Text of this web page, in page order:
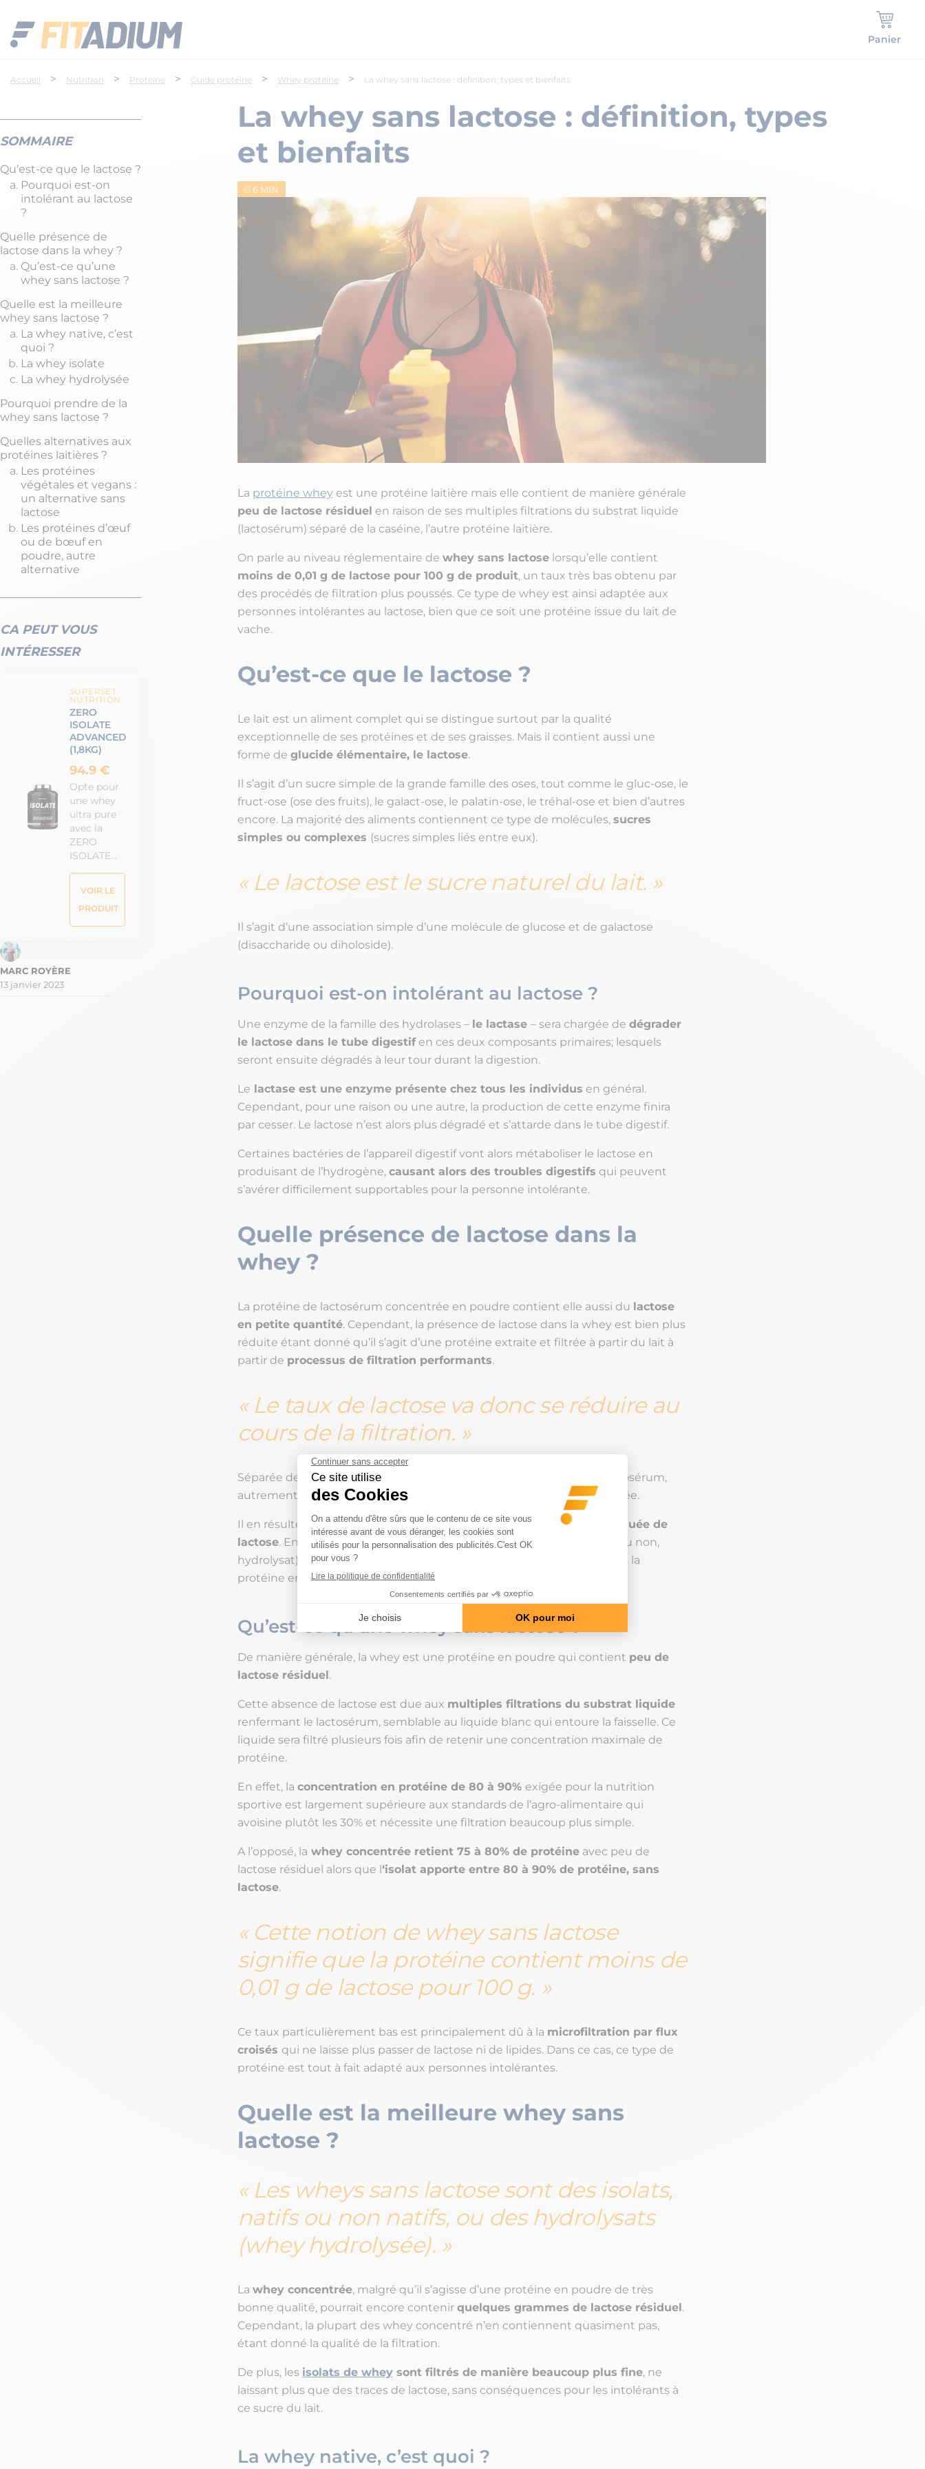
Panier
Accueil > Nutrition > Proteine > Guide protéine > Whey protéine > La whey sans lactose : définition, types et bienfaits
SOMMAIRE
Qu’est-ce que le lactose ?
Pourquoi est-on
intolérant au lactose
?
Quelle présence de
lactose dans la whey ?
Qu’est-ce qu’une
whey sans lactose ?
Quelle est la meilleure
whey sans lactose ?
La whey native, c’est
quoi ?
La whey isolate
La whey hydrolysée
Pourquoi prendre de la
whey sans lactose ?
Quelles alternatives aux
protéines laitières ?
Les protéines
végétales et vegans :
un alternative sans
lactose
Les protéines d’œuf
ou de bœuf en
poudre, autre
alternative
CA PEUT VOUS
INTÉRESSER
SUPERSET
NUTRITION
ZERO
ISOLATE
ADVANCED
(1,8KG)
94.9 €
Opte pour
une whey
ultra pure
avec la
ZERO
ISOLATE…
VOIR LE
PRODUIT
13 janvier 2023
La whey sans lactose : définition, types
et bienfaits
6 MIN
La protéine wheyest une protéine laitière mais elle contient de manière générale
peu de lactose résiduel en raison de ses multiples filtrations du substrat liquide
(lactosérum) séparé de la caséine, l’autre protéine laitière.
On parle au niveau réglementaire de whey sans lactoselorsqu’elle contient
moins de 0,01 g de lactose pour 100 g de produit, un taux très bas obtenu par
des procédés de filtration plus poussés. Ce type de whey est ainsi adaptée aux
personnes intolérantes au lactose, bien que ce soit une protéine issue du lait de
vache.
Qu’est-ce que le lactose ?
Le lait est un aliment complet qui se distingue surtout par la qualité
exceptionnelle de ses protéines et de ses graisses. Mais il contient aussi une
forme de glucide élémentaire, le lactose.
Il s’agit d’un sucre simple de la grande famille des oses, tout comme le gluc-ose, le
fruct-ose (ose des fruits), le galact-ose, le palatin-ose, le tréhal-ose et bien d’autres
encore. La majorité des aliments contiennent ce type de molécules, sucres
simples ou complexes (sucres simples liés entre eux).
Le lactose est le sucre naturel du lait.
Il s’agit d’une association simple d’une molécule de glucose et de galactose
(disaccharide ou diholoside).
Pourquoi est-on intolérant au lactose ?
Une enzyme de la famille des hydrolases – le lactase – sera chargée de dégrader
le lactose dans le tube digestifen ces deux composants primaires; lesquels
seront ensuite dégradés à leur tour durant la digestion.
Le lactase est une enzyme présente chez tous les individus en général.
Cependant, pour une raison ou une autre, la production de cette enzyme finira
par cesser. Le lactose n’est alors plus dégradé et s’attarde dans le tube digestif.
Certaines bactéries de l’appareil digestif vont alors métaboliser le lactose en
produisant de l’hydrogène, causant alors des troubles digestifs qui peuvent
s’avérer difficilement supportables pour la personne intolérante.
Quelle présence de lactose dans la
whey ?
La protéine de lactosérum concentrée en poudre contient elle aussi du lactose
en petite quantité. Cependant, la présence de lactose dans la whey est bien plus
réduite étant donné qu’il s’agit d’une protéine extraite et filtrée à partir du lait à
partir de processus de filtration performants.
Le taux de lactose va donc se réduire au
cours de la filtration.
Séparée de lacaséine, le substrat liquide qui l’entoure renferme le lactosérum,
autrement dit, la fameuse whey qui sera filtrée puis séchée et pulvérisée.
Il en résulte une protéine de lactosérum en poudrepratiquement dénuée de
lactose. En fonction de la qualité recherchée (concentrée, isolat natif ou non,
hydrolysat),
le taux de lactose restant sera plus ou moins élevé
dans la
protéine en poudre finale.
Qu’est-ce qu’une whey sans lactose ?
De manière générale, la whey est une protéine en poudre qui contient peu de
lactose résiduel.
Cette absence de lactose est due aux multiples filtrations du substrat liquide
renfermant le lactosérum, semblable au liquide blanc qui entoure la faisselle. Ce
liquide sera filtré plusieurs fois afin de retenir une concentration maximale de
protéine.
En effet, la concentration en protéine de 80 à 90% exigée pour la nutrition
sportive est largement supérieure aux standards de l’agro-alimentaire qui
avoisine plutôt les 30% et nécessite une filtration beaucoup plus simple.
A l’opposé, la whey concentrée retient 75 à 80% de protéineavec peu de
lactose résiduel alors que l‘isolat apporte entre 80 à 90% de protéine, sans
lactose.
Cette notion de whey sans lactose
signifie que la protéine contient moins de
0,01 g de lactose pour 100 g.
Ce taux particulièrement bas est principalement dû à la microfiltration par flux
croisés qui ne laisse plus passer de lactose ni de lipides. Dans ce cas, ce type de
protéine est tout à fait adapté aux personnes intolérantes.
Quelle est la meilleure whey sans
lactose ?
Les wheys sans lactose sont des isolats,
natifs ou non natifs, ou des hydrolysats
(whey hydrolysée).
La whey concentrée, malgré qu’il s’agisse d’une protéine en poudre de très
bonne qualité, pourrait encore contenir quelques grammes de lactose résiduel.
Cependant, la plupart des whey concentré n’en contiennent quasiment pas,
étant donné la qualité de la filtration.
De plus, les isolats de wheysont filtrés de manière beaucoup plus fine, ne
laissant plus que des traces de lactose, sans conséquences pour les intolérants à
ce sucre du lait.
La whey native, c’est quoi ?